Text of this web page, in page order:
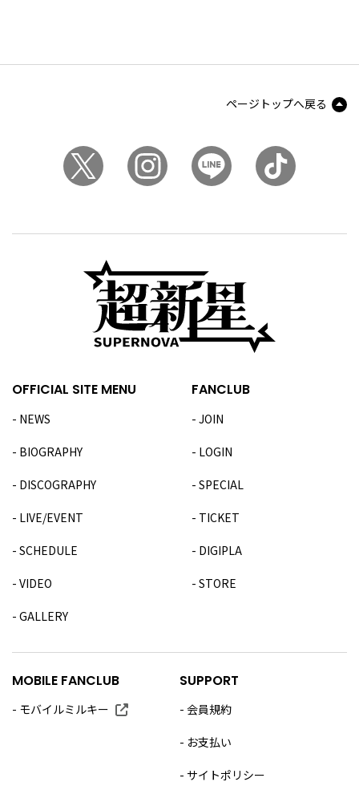
ページトップへ戻る
OFFICIAL SITE MENU
NEWS
BIOGRAPHY
DISCOGRAPHY
LIVE/EVENT
SCHEDULE
VIDEO
GALLERY
FANCLUB
JOIN
LOGIN
SPECIAL
TICKET
DIGIPLA
STORE
MOBILE FANCLUB
モバイルミルキー
SUPPORT
会員規約
お支払い
サイトポリシー